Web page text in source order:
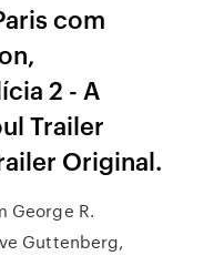
com
2 - A
Trailer
Original.
George R.
Guttenberg,